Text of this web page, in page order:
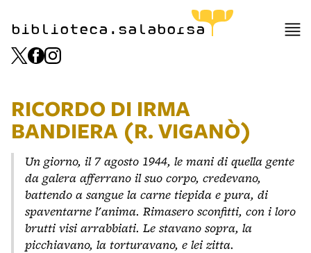
biblioteca.salaborsa
RICORDO DI IRMA
BANDIERA (R. VIGANÒ)
Un giorno, il 7 agosto 1944, le mani di quella gente
da galera afferrano il suo corpo, credevano,
battendo a sangue la carne tiepida e pura, di
spaventarne l'anima. Rimasero sconfitti, con i loro
brutti visi arrabbiati. Le stavano sopra, la
picchiavano, la torturavano, e lei zitta.